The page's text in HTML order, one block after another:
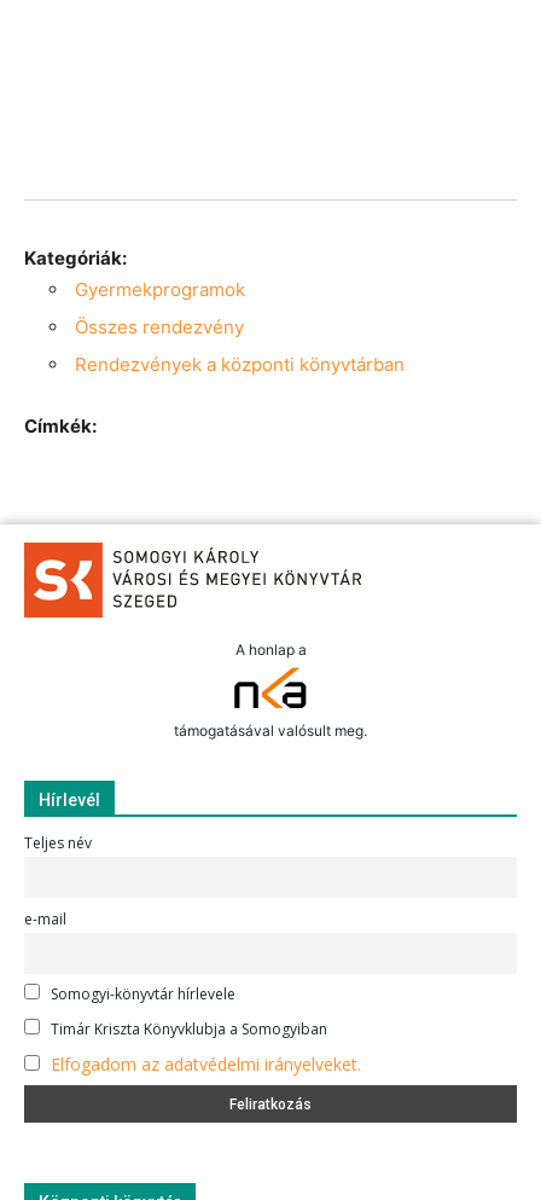
Kategóriák:
Gyermekprogramok
Összes rendezvény
Rendezvények a központi könyvtárban
Címkék:
A honlap a
támogatásával valósult meg.
Hírlevél
Teljes név
e-mail
Somogyi-könyvtár hírlevele
Timár Kriszta Könyvklubja a Somogyiban
Elfogadom az adatvédelmi irányelveket.